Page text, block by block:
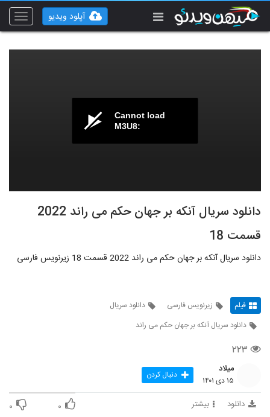
Toggle
آپلود ویدیو
Cannot load
M3U8:
دانلود سریال آنکه بر جهان حکم می راند 2022
قسمت 18
دانلود سریال آنکه بر جهان حکم می راند 2022 قسمت 18 زیرنویس فارسی
فیلم زیرنویس فارسی
دانلود سریال
دانلود سریال آنکه بر جهان حکم می راند
۲۲۳
میلاد
۱۵ دی ۱۴۰۱ دنبال کردن
دانلود بیشتر ۰ ۰